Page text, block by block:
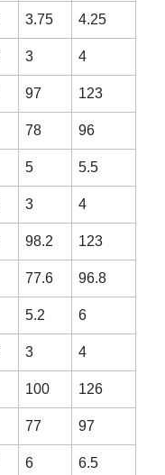
3.75 4.25
3 4
97 123
78 96
5 5.5
3 4
98.2 123
77.6 96.8
5.2 6
3 4
100 126
77 97
6 6.5